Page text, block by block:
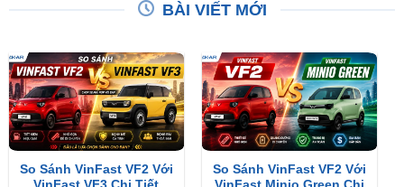
BÀI VIẾT MỚI
So Sánh VinFast VF2 Với
So Sánh VinFast VF2 Với